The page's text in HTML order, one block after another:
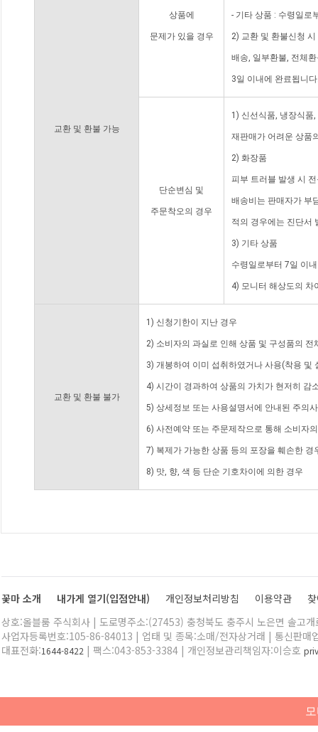
교환 및 환불 가능
상품에
문제가 있을 경우
- 기타 상품 : 수령일로
2) 교환 및 환불신청
배송, 일부환불, 전체
3일 이내에 완료됩니
단순변심 및
주문착오의 경우
1) 신선식품, 냉장식품
재판매가 어려운 상품
2) 화장품
피부 트러블 발생 시
배송비는 판매자가 부
적의 경우에는 진단서
3) 기타 상품
수령일로부터 7일 이
4) 모니터 해상도의 차
교환 및 환불 불가
1) 신청기한이 지난 경우
2) 소비자의 과실로 인해 상품 및 구성품의
3) 개봉하여 이미 섭취하였거나 사용(착용 및
4) 시간이 경과하여 상품의 가치가 현저히 감
5) 상세정보 또는 사용설명서에 안내된 주의
6) 사전예약 또는 주문제작으로 통해 소비자
7) 복제가 가능한 상품 등의 포장을 훼손한 경
8) 맛, 향, 색 등 단순 기호차이에 의한 경우
꽃마 소개 내가게 열기(입점안내) 개인정보처리방침 이용약관
상호:올블룸 주식회사 | 도로명주소:(27453) 충청북도 충주시 노은면 솔고
사업자등록번호:105-86-84013 | 업태 및 종목:소매/전자상거래 | 통신판매
대표전화:1644-8422 | 팩스:043-853-3384 | 개인정보관리책임자:이승호